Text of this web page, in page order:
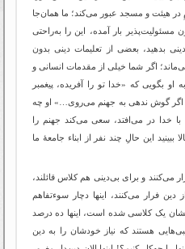
در هیئت و مسجد عبور می‌کند؛ ما همان‌جا
مسئولیت‌پذیر بار آمده، این را به‌راحتی
بدهید، بعضی از تعلیمات دینی بدون
اگر شما خیلی از مقدمات انسانی و
او بگویی که «خدا تو را آفریده، پیغمبر
اگر گوش ندهی به جهنم می‌روی…» او چه
خدا در می‌افتد، سعی می‌کند جهنم را
این حالِ چند نفر از ابناء جامعۀ ما
می‌کنند و برای بی‌دینی هم کلاس قائلند،
فرار می‌کنند، اینها دچار سوءتفاهم
یک کلاسی شده است، اینها ده درصد
هستند که نیاز خودشان را به دین